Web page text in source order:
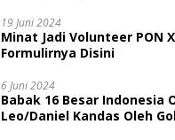
19 Juni 2024
Minat Jadi Volunteer PON
Formulirnya Disini
6 Juni 2024
Babak 16 Besar Indonesia
Leo/Daniel Kandas Oleh